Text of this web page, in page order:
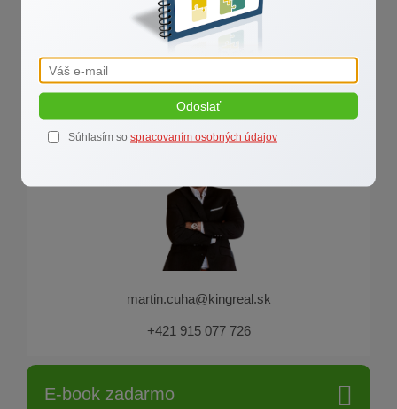
"Zdvihni zadok, rozum sa pridá"
martin.cuha@kingreal.sk
+421 915 077 726
E-book zadarmo
Odoslať
Súhlasím so spracovaním osobných údajov